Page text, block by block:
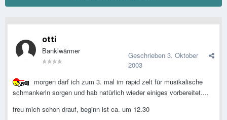
otti
Banklwärmer Geschrieben 3. Oktober
2003
morgen darf ich zum 3. mal im rapid zelt für musikalische
schmankerln sorgen und hab natürlich wieder einiges vorbereitet....
freu mich schon drauf, beginn ist ca. um 12.30